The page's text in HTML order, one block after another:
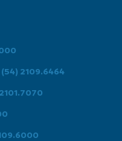
(54) 2109.6464